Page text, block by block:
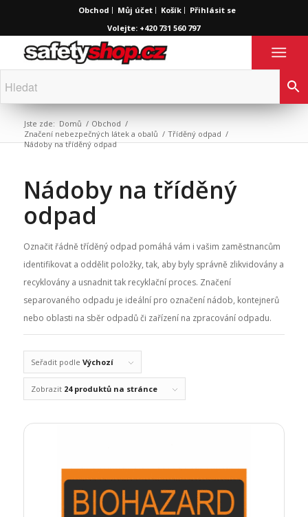
Obchod Můj účet Košík
Přihlásit se
Volejte: +420 731 560 797
Jste zde: Domů / Obchod /
Značení nebezpečných látek a obalů / Tříděný odpad /
Nádoby na tříděný odpad
Nádoby na tříděný
odpad
Označit řádně tříděný odpad pomáhá vám i vašim zaměstnancům
identifikovat a oddělit položky, tak, aby byly správně zlikvidovány a
recyklovány a usnadnit tak recyklační proces. Značení
separovaného odpadu je ideální pro označení nádob, kontejnerů
nebo oblasti na sběr odpadů či zařízení na zpracování odpadu.
Seřadit podle Výchozí
Zobrazit 24 produktů na stránce